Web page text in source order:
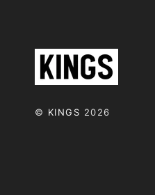
© KINGS 2026